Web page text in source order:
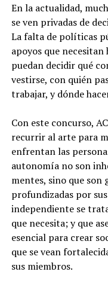
En la actualidad,
se ven privadas de
La falta de políticas
apoyos que
puedan decidir qué
vestirse, con quién
trabajar, y dónde
Con este concurso,
recurrir al arte para
enfrentan las
autonomía no son
mentes, sino que son
profundizadas por
independiente se
que necesita; y que
esencial para crear
que se vean
sus miembros.